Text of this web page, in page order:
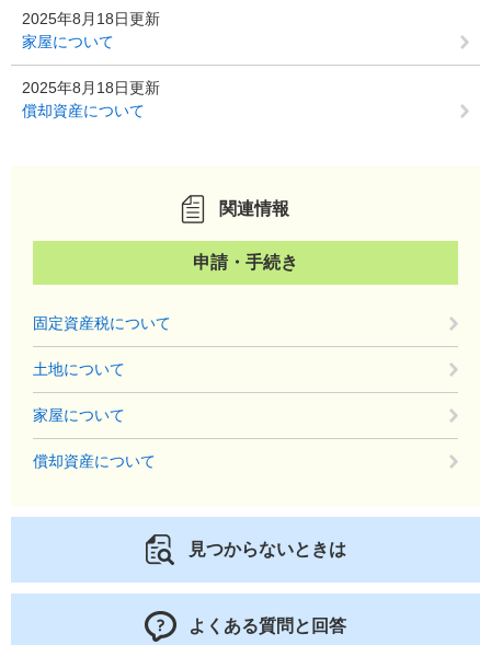
2025年8月18日更新
家屋について
2025年8月18日更新
償却資産について
関連情報
申請・手続き
固定資産税について
土地について
家屋について
償却資産について
見つからないときは
よくある質問と回答